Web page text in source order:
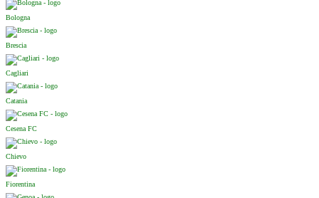
Bologna
Brescia
Cagliari
Catania
Cesena FC
Chievo
Fiorentina